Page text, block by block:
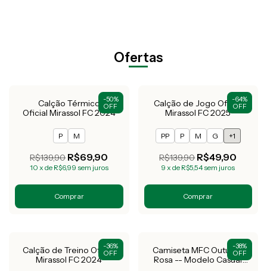
Ofertas
Calção Térmico
Oficial Mirassol FC 2024
P M
R$139,90R$69,90
-50%
OFF
10 x de R$6,99 sem juros
Comprar
Calção de Jogo Oficial
Mirassol FC 2025
PP P M G +1
R$139,90R$49,90
-64%
OFF
9 xde R$5,54sem juros
Comprar
Calção de Treino Oficial
Mirassol FC 2024
-36%
OFF
Camiseta MFC Outubro
Rosa -- Modelo Casual
-38%
OFF